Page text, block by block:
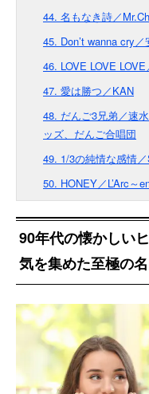
44. 名もなき詩／
45. Don’t wanna cry
46. LOVE LOVE
47. 愛は勝つ／KAN
48. だんご3兄弟／速
ッズ、だんご合唱団
49. 1/3の純情な感情
50. HONEY／L’Arc～
90年代の懐かしい
気を集めた至極の